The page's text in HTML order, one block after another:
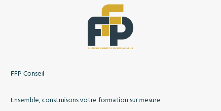
FFP Conseil
Ensemble, construisons votre formation sur mesure